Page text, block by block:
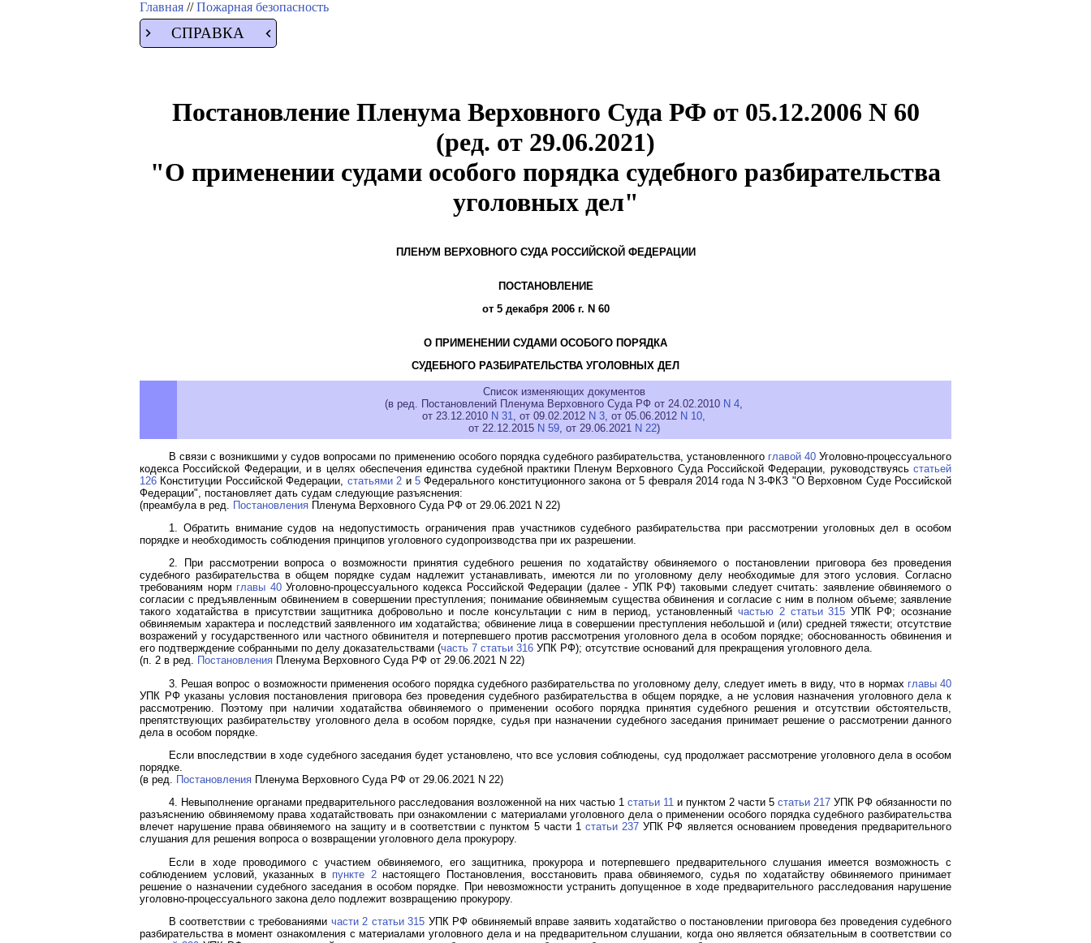
Главная //Пожарная безопасность
СПРАВКА
Постановление Пленума Верховного Суда РФ от 05.12.2006 N 60
(ред. от 29.06.2021)
"О применении судами особого порядка судебного разбирательства
уголовных дел"
ПЛЕНУМ ВЕРХОВНОГО СУДА РОССИЙСКОЙ ФЕДЕРАЦИИ
ПОСТАНОВЛЕНИЕ
от 5 декабря 2006 г. N 60
О ПРИМЕНЕНИИ СУДАМИ ОСОБОГО ПОРЯДКА
СУДЕБНОГО РАЗБИРАТЕЛЬСТВА УГОЛОВНЫХ ДЕЛ
Список изменяющих документов
(в ред. Постановлений Пленума Верховного Суда РФ от 24.02.2010 N 4,
от 23.12.2010 N 31, от 09.02.2012 N 3, от 05.06.2012 N 10,
от 22.12.2015 N 59, от 29.06.2021 N 22)
В связи с возникшими у судов вопросами по применению особого порядка судебного разбирательства, установленного главой 40Уголовно-процессуального
кодекса Российской Федерации, и в целях обеспечения единства судебной практики Пленум Верховного Суда Российской Федерации, руководствуясь статьей
126 Конституции Российской Федерации, статьями 2 и5 Федерального конституционного закона от 5 февраля 2014 года N 3-ФКЗ "О Верховном Суде Российской
Федерации", постановляет дать судам следующие разъяснения:
(преамбула в ред. Постановления Пленума Верховного Суда РФ от 29.06.2021 N 22)
1. Обратить внимание судов на недопустимость ограничения прав участников судебного разбирательства при рассмотрении уголовных дел в особом
порядке и необходимость соблюдения принципов уголовного судопроизводства при их разрешении.
2. При рассмотрении вопроса о возможности принятия судебного решения по ходатайству обвиняемого о постановлении приговора без проведения
судебного разбирательства в общем порядке судам надлежит устанавливать, имеются ли по уголовному делу необходимые для этого условия. Согласно
требованиям норм главы 40Уголовно-процессуального кодекса Российской Федерации (далее - УПК РФ) таковыми следует считать: заявление обвиняемого о
согласии с предъявленным обвинением в совершении преступления; понимание обвиняемым существа обвинения и согласие с ним в полном объеме; заявление
такого ходатайства в присутствии защитника добровольно и после консультации с ним в период, установленный частью 2 статьи 315 УПК РФ; осознание
обвиняемым характера и последствий заявленного им ходатайства; обвинение лица в совершении преступления небольшой и (или) средней тяжести; отсутствие
возражений у государственного или частного обвинителя и потерпевшего против рассмотрения уголовного дела в особом порядке; обоснованность обвинения и
его подтверждение собранными по делу доказательствами (часть 7 статьи 316 УПК РФ); отсутствие оснований для прекращения уголовного дела.
(п. 2 в ред. Постановления Пленума Верховного Суда РФ от 29.06.2021 N 22)
3. Решая вопрос о возможности применения особого порядка судебного разбирательства по уголовному делу, следует иметь в виду, что в нормах главы 40
УПК РФ указаны условия постановления приговора без проведения судебного разбирательства в общем порядке, а не условия назначения уголовного дела к
рассмотрению. Поэтому при наличии ходатайства обвиняемого о применении особого порядка принятия судебного решения и отсутствии обстоятельств,
препятствующих разбирательству уголовного дела в особом порядке, судья при назначении судебного заседания принимает решение о рассмотрении данного
дела в особом порядке.
Если впоследствии в ходе судебного заседания будет установлено, что все условия соблюдены, суд продолжает рассмотрение уголовного дела в особом
порядке.
(в ред.
Постановления Пленума Верховного Суда РФ от 29.06.2021 N 22)
4. Невыполнение органами предварительного расследования возложенной на них частью 1 статьи 11 и пунктом 2 части 5 статьи 217 УПК РФ обязанности по
разъяснению обвиняемому права ходатайствовать при ознакомлении с материалами уголовного дела о применении особого порядка судебного разбирательства
влечет нарушение права обвиняемого на защиту и в соответствии с пунктом 5 части 1 статьи 237 УПК РФ является основанием проведения предварительного
слушания для решения вопроса о возвращении уголовного дела прокурору.
Если в ходе проводимого с участием обвиняемого, его защитника, прокурора и потерпевшего предварительного слушания имеется возможность с
соблюдением условий, указанных в пункте 2настоящего Постановления, восстановить права обвиняемого, судья по ходатайству обвиняемого принимает
решение о назначении судебного заседания в особом порядке. При невозможности устранить допущенное в ходе предварительного расследования нарушение
уголовно-процессуального закона дело подлежит возвращению прокурору.
В соответствии с требованиями части 2 статьи 315 УПК РФ обвиняемый вправе заявить ходатайство о постановлении приговора без проведения судебного
разбирательства в момент ознакомления с материалами уголовного дела и на предварительном слушании, когда оно является обязательным в соответствии со